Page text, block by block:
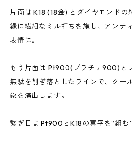
片面は K18 (18金) とダイヤモンドの
縁に繊細なミル打ちを施し、アンテ
表情に。
もう片面は Pt900(プラチナ900)と
無駄を削ぎ落としたラインで、クー
象を演出します。
繋ぎ目は Pt900とK18の喜平を“組む”